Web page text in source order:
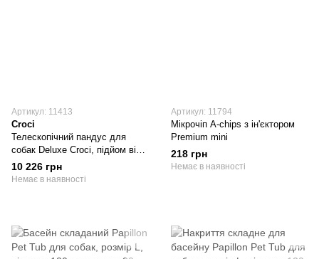
Артикул: 11413
Croci
Телескопічний пандус для
собак Deluxe Croci, підйом від
99 до 182 см, вага 6 кг
10 226 грн
Немає в наявності
Артикул: 11794
Мікрочіп A-chips з ін'єктором
Premium mini
218 грн
Немає в наявності